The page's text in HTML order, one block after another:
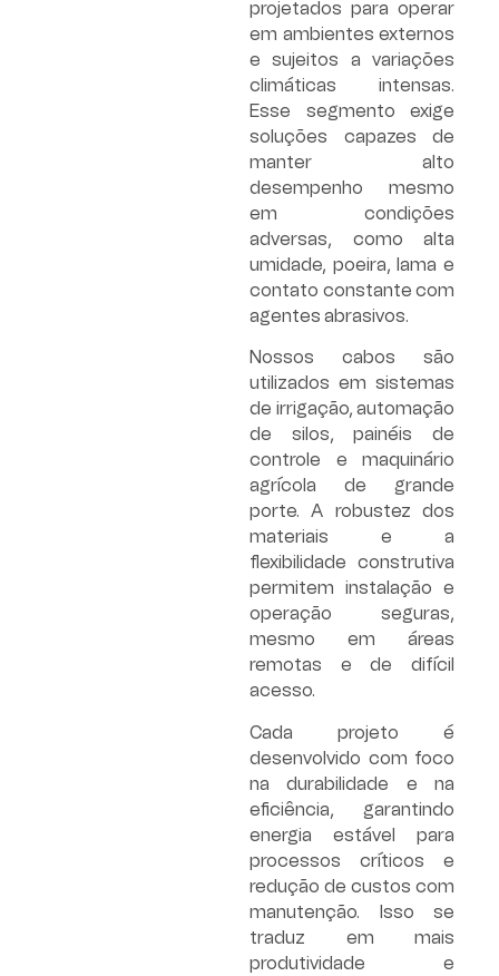
projetados para operar
em ambientes externos
e sujeitos a variações
climáticas intensas.
Esse segmento exige
soluções capazes de
manter alto
desempenho mesmo
em condições
adversas, como alta
umidade, poeira, lama e
contato constante com
agentes abrasivos.
Nossos cabos são
utilizados em sistemas
de irrigação, automação
de silos, painéis de
controle e maquinário
agrícola de grande
porte. A robustez dos
materiais e a
flexibilidade construtiva
permitem instalação e
operação seguras,
mesmo em áreas
remotas e de difícil
acesso.
Cada projeto é
desenvolvido com foco
na durabilidade e na
eficiência, garantindo
energia estável para
processos críticos e
redução de custos com
manutenção. Isso se
traduz em mais
produtividade e